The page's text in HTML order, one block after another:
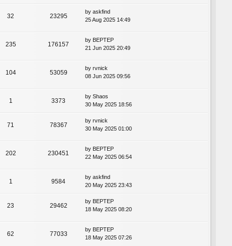
32 23295
by askfind
25 Aug 2025 14:49
235 176157
by BEPTEP
21 Jun 2025 20:49
104 53059
by rvnick
08 Jun 2025 09:56
1 3373
by Shaos
30 May 2025 18:56
71 78367
by rvnick
30 May 2025 01:00
202 230451
by BEPTEP
22 May 2025 06:54
1 9584
by askfind
20 May 2025 23:43
23 29462
by BEPTEP
18 May 2025 08:20
62 77033
by BEPTEP
18 May 2025 07:26